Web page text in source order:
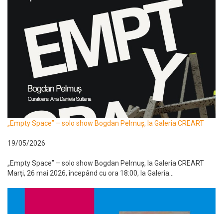
„Empty Space” – solo show Bogdan Pelmuș, la Galeria CREART
19/05/2026
„Empty Space” – solo show Bogdan Pelmuș, la Galeria CREART
Marți, 26 mai 2026, începând cu ora 18:00, la Galeria...